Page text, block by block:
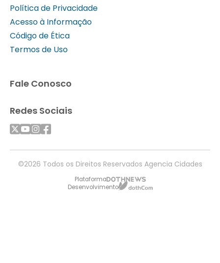
Política de Privacidade
Acesso à Informação
Código de Ética
Termos de Uso
Fale Conosco
Redes Sociais
©2026 Todos os Direitos Reservados Agencia Cidades
Plataforma
Desenvolvimento